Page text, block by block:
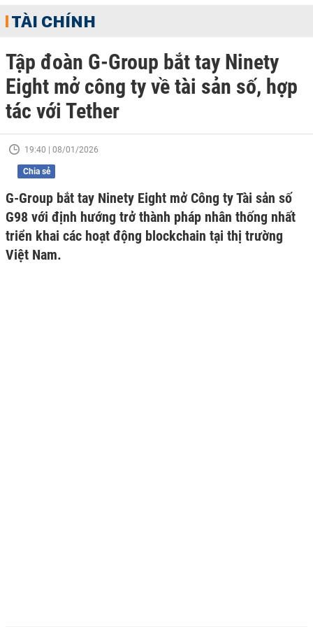
TÀI CHÍNH
Tập đoàn G-Group bắt tay Ninety
Eight mở công ty về tài sản số, hợp
tác với Tether
19:40 | 08/01/2026
Chia sẻ
G-Group bắt tay Ninety Eight mở Công ty Tài sản số
G98 với định hướng trở thành pháp nhân thống nhất
triển khai các hoạt động blockchain tại thị trường
Việt Nam.